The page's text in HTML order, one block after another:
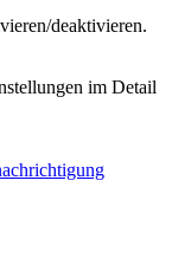
deaktivieren.
im Detail